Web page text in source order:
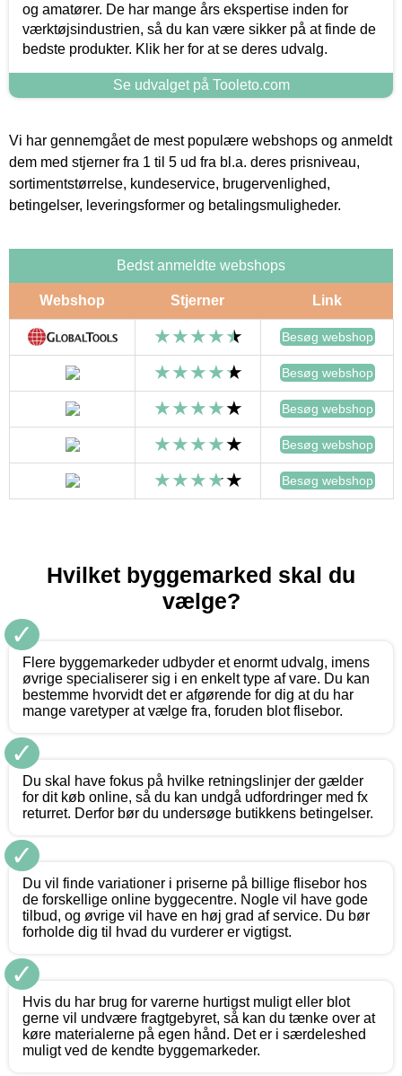
og amatører. De har mange års ekspertise inden for
værktøjsindustrien, så du kan være sikker på at finde de
bedste produkter. Klik her for at se deres udvalg.
Se udvalget på Tooleto.com
Vi har gennemgået de mest populære webshops og anmeldt
dem med stjerner fra 1 til 5 ud fra bl.a. deres prisniveau,
sortimentstørrelse, kundeservice, brugervenlighed,
betingelser, leveringsformer og betalingsmuligheder.
Bedst anmeldte webshops
Webshop Stjerner Link
Besøg webshop
Besøg webshop
Besøg webshop
Besøg webshop
Besøg webshop
Hvilket byggemarked skal du
vælge?
✓
Flere byggemarkeder udbyder et enormt udvalg, imens
øvrige specialiserer sig i en enkelt type af vare. Du kan
bestemme hvorvidt det er afgørende for dig at du har
mange varetyper at vælge fra, foruden blot flisebor.
✓
Du skal have fokus på hvilke retningslinjer der gælder
for dit køb online, så du kan undgå udfordringer med fx
returret. Derfor bør du undersøge butikkens betingelser.
✓
Du vil finde variationer i priserne på billige flisebor hos
de forskellige online byggecentre. Nogle vil have gode
tilbud, og øvrige vil have en høj grad af service. Du bør
forholde dig til hvad du vurderer er vigtigst.
✓
Hvis du har brug for varerne hurtigst muligt eller blot
gerne vil undvære fragtgebyret, så kan du tænke over at
køre materialerne på egen hånd. Det er i særdeleshed
muligt ved de kendte byggemarkeder.